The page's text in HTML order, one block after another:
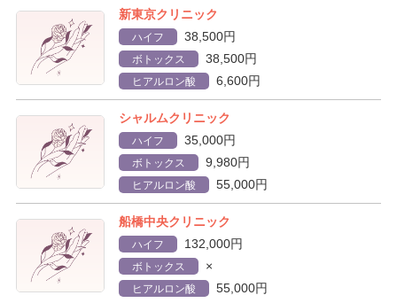
新東京クリニック
ハイフ 38,500円
ボトックス 38,500円
ヒアルロン酸 6,600円
シャルムクリニック
ハイフ 35,000円
ボトックス 9,980円
ヒアルロン酸 55,000円
船橋中央クリニック
ハイフ 132,000円
ボトックス ×
ヒアルロン酸 55,000円